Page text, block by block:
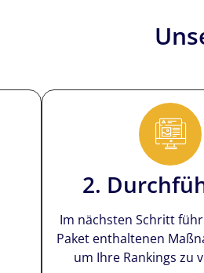
2.
Im nächsten Schritt
Paket enthaltenen
um Ihre Rankings zu